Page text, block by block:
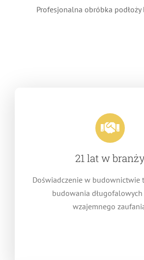
Profesjonalna obróbka
21 lat w
Doświadczenie w budownictwie
budowania
wzajemnego